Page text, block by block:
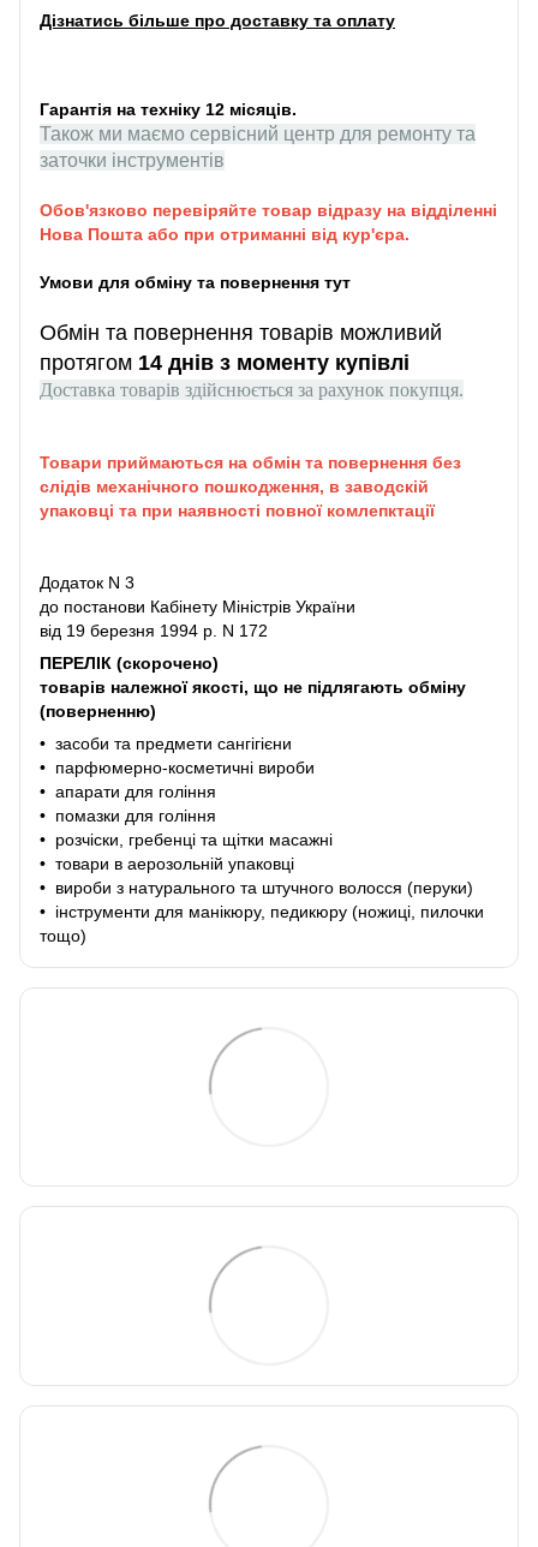
Дізнатись більше про доставку та оплату
Гарантія на техніку 12 місяців.
Також ми маємо сервісний центр для ремонту та
заточки інструментів
Обов'язково перевіряйте товар відразу на відділенні
Нова Пошта або при отриманні від кур'єра.
Умови для обміну та повернення тут
Обмін та повернення товарів можливий
протягом 14 днів з моменту купівлі
Доставка товарів здійснюється за рахунок покупця.
Товари приймаються на обмін та повернення без
слідів механічного пошкодження, в заводскій
упаковці та при наявності повної комлепктації
Додаток N 3
до постанови Кабінету Міністрів України
від 19 березня 1994 р. N 172
ПЕРЕЛІК (скорочено)
товарів належної якості, що не підлягають обміну
(поверненню)
• засоби та предмети сангігієни
• парфюмерно-косметичні вироби
• апарати для гоління
• помазки для гоління
• розчіски, гребенці та щітки масажні
• товари в аерозольній упаковці
• вироби з натурального та штучного волосся (перуки)
• інструменти для манікюру, педикюру (ножиці, пилочки
тощо)